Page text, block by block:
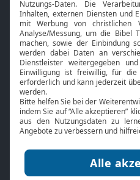
Bibel TV
Über uns
Jobs
Mediadaten